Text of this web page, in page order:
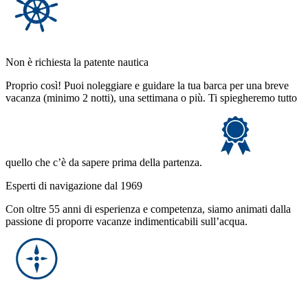
Non è richiesta la patente nautica
Proprio così! Puoi noleggiare e guidare la tua barca per una breve
vacanza (minimo 2 notti), una settimana o più. Ti spiegheremo tutto
quello che c’è da sapere prima della partenza.
Esperti di navigazione dal 1969
Con oltre 55 anni di esperienza e competenza, siamo animati dalla
passione di proporre vacanze indimenticabili sull’acqua.